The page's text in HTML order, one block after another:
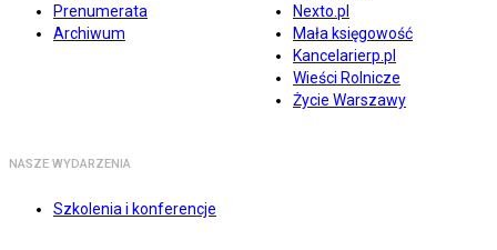
Prenumerata
Archiwum
Nexto.pl
Mała księgowość
Kancelarierp.pl
Wieści Rolnicze
Życie Warszawy
NASZE WYDARZENIA
Szkolenia i konferencje